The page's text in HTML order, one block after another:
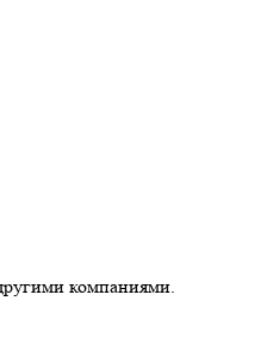
компаниями.